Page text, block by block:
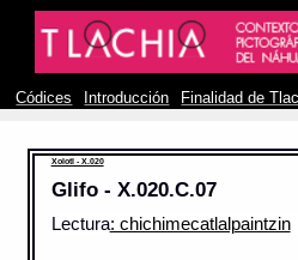
Códices Introducción Finalidad de
Xolotl - X.020
Glifo - X.020.C.07
Lectura: chichimecatlalpaintzin